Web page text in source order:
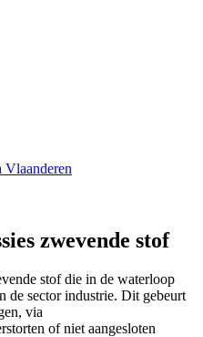
Vlaanderen
zwevende stof
stof die in de waterloop
de sector industrie. Dit gebeurt
via
of niet aangesloten